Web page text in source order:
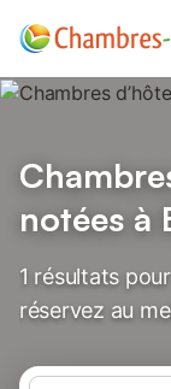
notées à
1 résultats
réservez au